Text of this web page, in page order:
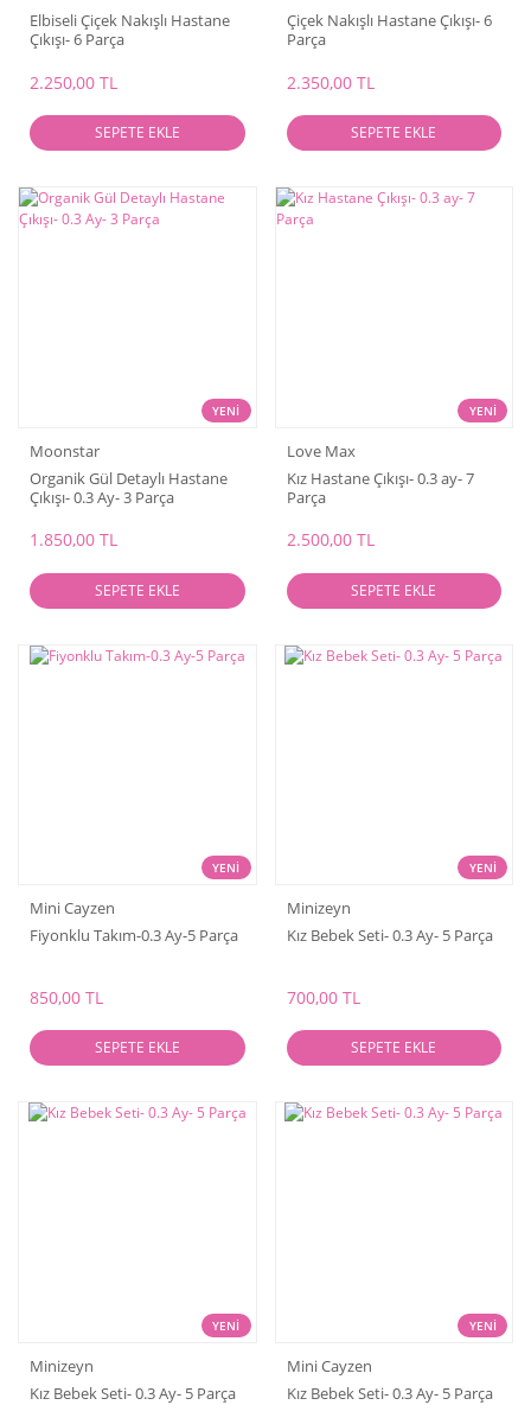
Elbiseli Çiçek Nakışlı Hastane
Çıkışı- 6 Parça
2.250,00 TL
SEPETE EKLE
Çiçek Nakışlı Hastane Çıkışı- 6
Parça
2.350,00 TL
SEPETE EKLE
YENİ
Moonstar
Organik Gül Detaylı Hastane
Çıkışı- 0.3 Ay- 3 Parça
1.850,00 TL
SEPETE EKLE
YENİ
Love Max
Kız Hastane Çıkışı- 0.3 ay- 7
Parça
2.500,00 TL
SEPETE EKLE
YENİ
Mini Cayzen
Fiyonklu Takım-0.3 Ay-5 Parça
850,00 TL
SEPETE EKLE
YENİ
Minizeyn
Kız Bebek Seti- 0.3 Ay- 5 Parça
700,00 TL
SEPETE EKLE
YENİ
Minizeyn
Kız Bebek Seti- 0.3 Ay- 5 Parça
YENİ
Mini Cayzen
Kız Bebek Seti- 0.3 Ay- 5 Parça